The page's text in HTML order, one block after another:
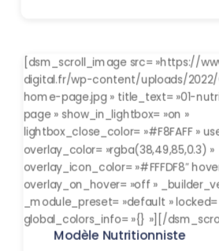
[dsm_scroll_image src= »https://
digital.fr/wp-content/uploads/
home-page.jpg » title_text= »01-
page » show_in_lightbox= »on »
lightbox_close_color= »#F8FAFF »
overlay_color= »rgba(38,49,85,0.3) »
overlay_icon_color= »#FFFDF8″
overlay_on_hover= »off »
_module_preset= »default »
global_colors_info= »{} »][/
Modèle Nutritionniste